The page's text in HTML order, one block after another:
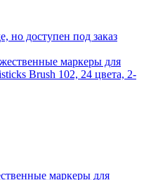
но доступен под заказ
маркеры для